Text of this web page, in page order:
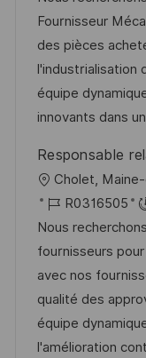
t
i
o
n
I
d
Fournisseur
des pièces
l'industrialisation
équipe
innovants dans
Responsable
L
o
c
a
t
i
o
n
Cholet,
J
o
b
I
d
R0316505
Nous
fournisseurs
avec nos
qualité des
équipe
l'amélioration